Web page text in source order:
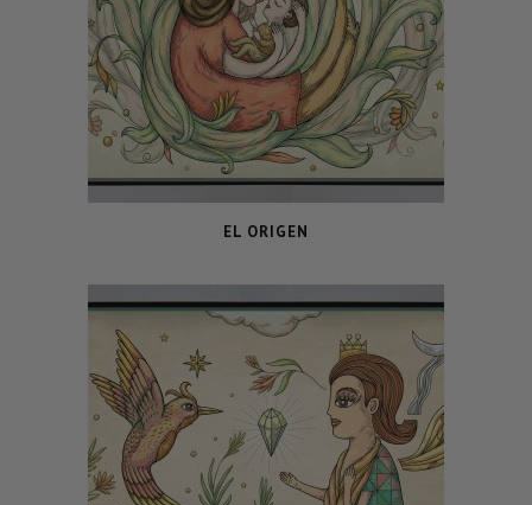
EL ORIGEN